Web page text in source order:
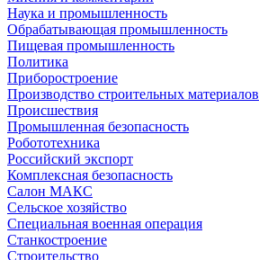
Наука и промышленность
Обрабатывающая промышленность
Пищевая промышленность
Политика
Приборостроение
Производство строительных материалов
Происшествия
Промышленная безопасность
Робототехника
Российский экспорт
Комплексная безопасность
Салон МАКС
Сельское хозяйство
Специальная военная операция
Станкостроение
Строительство